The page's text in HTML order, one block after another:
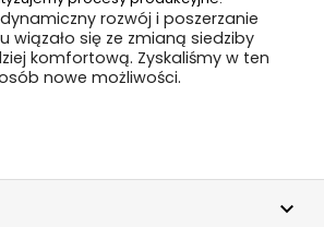
rozwój i poszerzanie
wiązało się ze zmianą siedziby
komfortową. Zyskaliśmy w ten
nowe możliwości.
